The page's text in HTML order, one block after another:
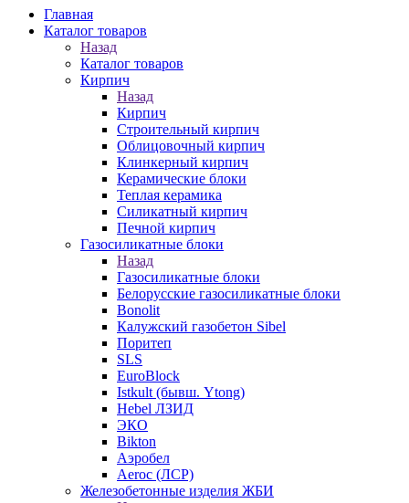
Главная
Каталог товаров
Назад
Каталог товаров
Кирпич
Назад
Кирпич
Строительный кирпич
Облицовочный кирпич
Клинкерный кирпич
Керамические блоки
Теплая керамика
Силикатный кирпич
Печной кирпич
Газосиликатные блоки
Назад
Газосиликатные блоки
Белорусские газосиликатные блоки
Bonolit
Калужский газобетон Sibel
Поритеп
SLS
EuroBlock
Istkult (бывш. Ytong)
Hebel ЛЗИД
ЭКО
Bikton
Аэробел
Aeroc (ЛСР)
Железобетонные изделия ЖБИ